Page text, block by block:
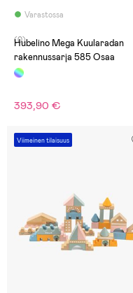
Varastossa
(0)
Hubelino Mega Kuularadan
rakennussarja 585 Osaa
393,90 €
Viimeinen tilaisuus